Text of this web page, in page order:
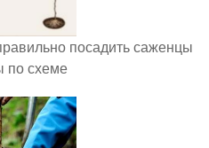
посадить саженцы
по схеме